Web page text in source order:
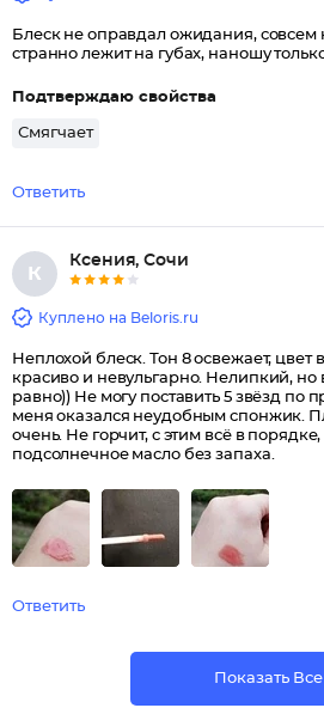
Блеск не оправдал ожидания, совсем
странно лежит на губах, наношу
Подтверждаю свойства
Смягчает
Ответить
К
Ксения, Сочи
Куплено на Beloris.ru
Неплохой блеск. Тон 8 освежает, цвет
красиво и невульгарно. Нелипкий,
равно)) Не могу поставить 5 звёзд по
меня оказался неудобным спонжик.
очень. Не горчит, с этим всё в
подсолнечное масло без запаха.
Ответить
Показать Все